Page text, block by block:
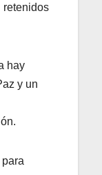
retenidos
hay
y un